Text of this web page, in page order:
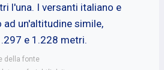
l'una. I versanti italiano e
un'altitudine simile,
e 1.228 metri.
della fonte